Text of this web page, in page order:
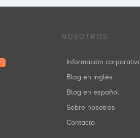
NOSOTROS
Información
Blog en inglés
Blog en español
Sobre nosotros
Contacto